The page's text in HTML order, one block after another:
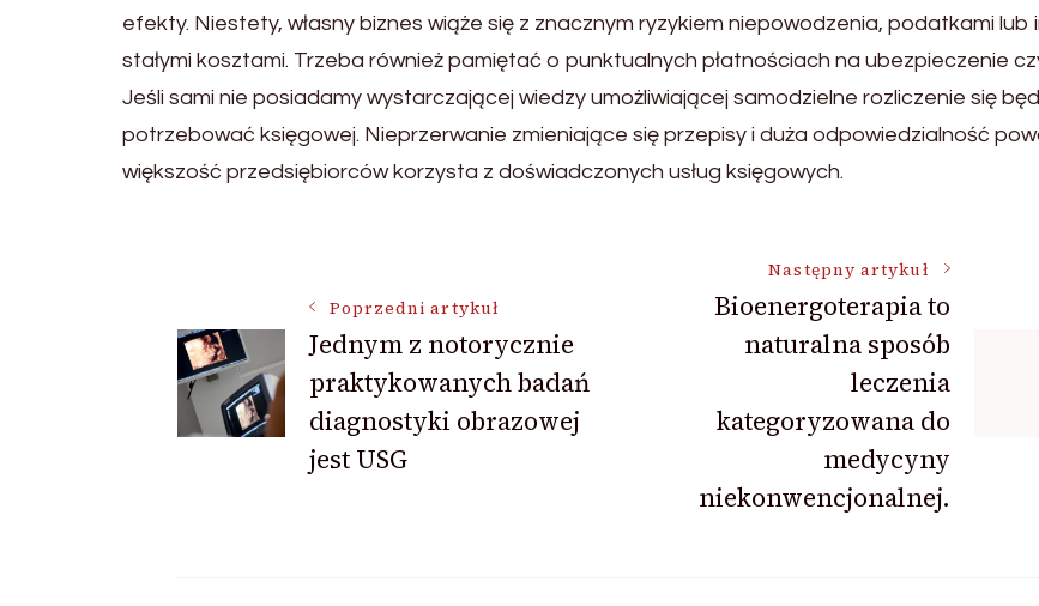
efekty. Niestety, własny biznes wiąże się z znacznym ryzykiem niepowodzenia, podatkami lub
stałymi kosztami. Trzeba również pamiętać o punktualnych płatnościach na ubezpieczenie
Jeśli sami nie posiadamy wystarczającej wiedzy umożliwiającej samodzielne rozliczenie się
potrzebować księgowej. Nieprzerwanie zmieniające się przepisy i duża odpowiedzialność
większość przedsiębiorców korzysta z doświadczonych usług księgowych.
Nawigacja
wpisu
Poprzedni artykuł
Jednym z notorycznie
praktykowanych badań
diagnostyki obrazowej
jest USG
Następny artykuł
Bioenergoterapia to
naturalna sposób
leczenia
kategoryzowana do
medycyny
niekonwencjonalnej.